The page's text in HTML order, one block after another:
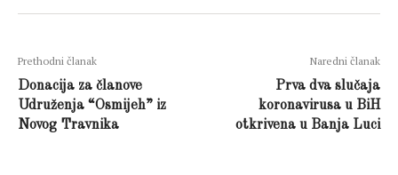
Prethodni članak
Donacija za članove
Udruženja “Osmijeh” iz
Novog Travnika
Naredni članak
Prva dva slučaja
koronavirusa u BiH
otkrivena u Banja Luci